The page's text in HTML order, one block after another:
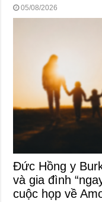
05/08/2026
Đức Hồng y
và gia đình
cuộc họp về